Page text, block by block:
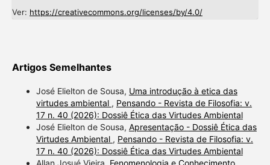
Ver: https://creativecommons.org/licenses/by/4.0/
Artigos Semelhantes
José Elielton de Sousa, Uma introdução à etica das
virtudes ambiental , Pensando - Revista de Filosofia: v.
17 n. 40 (2026): Dossiê Ética das Virtudes Ambiental
José Elielton de Sousa, Apresentação - Dossiê Ética das
Virtudes Ambiental , Pensando - Revista de Filosofia: v.
17 n. 40 (2026): Dossiê Ética das Virtudes Ambiental
Allan Josué Vieira, Fenomenologia e Conhecimento